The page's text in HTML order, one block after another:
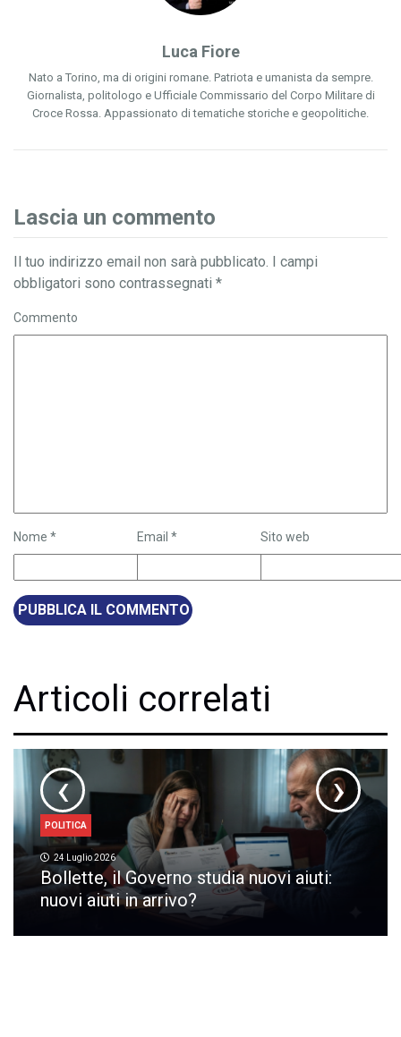
Luca Fiore
Nato a Torino, ma di origini romane. Patriota e umanista da sempre.
Giornalista, politologo e Ufficiale Commissario del Corpo Militare di
Croce Rossa. Appassionato di tematiche storiche e geopolitiche.
Lascia un commento
Il tuo indirizzo email non sarà pubblicato. I campi
obbligatori sono contrassegnati *
Commento
Nome * Email * Sito web
Articoli correlati
POLITICA
24 Luglio 2026
Bollette, il Governo studia nuovi aiuti:
nuovi aiuti in arrivo?
‹ ›